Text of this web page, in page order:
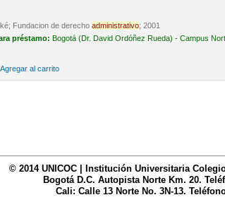
Fundacion de derecho administrativo; 2001
préstamo: Bogotá (Dr. David Ordóñez Rueda) - Campus
Agregar al carrito
© 2014 UNICOC | Institución Universitaria
Bogotá D.C. Autopista Norte Km. 20.
Cali: Calle 13 Norte No. 3N-13.